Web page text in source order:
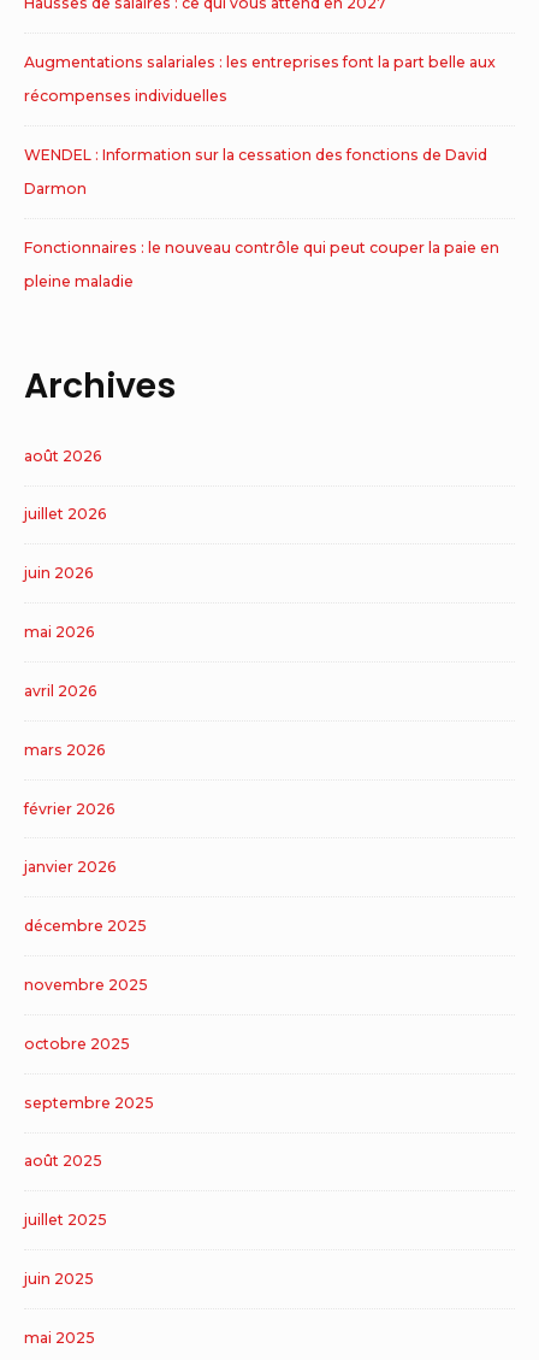
Augmentations salariales : les entreprises font la part belle aux
récompenses individuelles
WENDEL : Information sur la cessation des fonctions de David
Darmon
Fonctionnaires : le nouveau contrôle qui peut couper la paie en
pleine maladie
Archives
août 2026
juillet 2026
juin 2026
mai 2026
avril 2026
mars 2026
février 2026
janvier 2026
décembre 2025
novembre 2025
octobre 2025
septembre 2025
août 2025
juillet 2025
juin 2025
mai 2025